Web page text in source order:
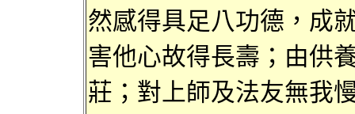
然感得具足八功德，成
害他心故得長壽；由供
莊；對上師及法友無我